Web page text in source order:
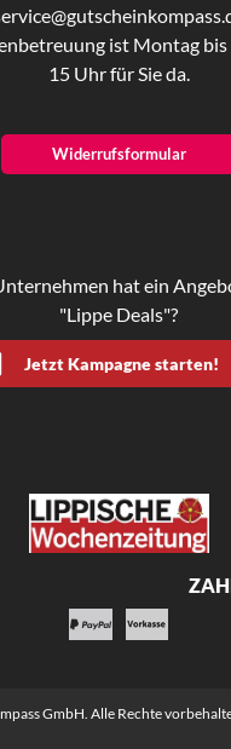
ist Montag
15 Uhr für Sie da.
Widerrufsformular
hat ein
"Lippe Deals"?
Jetzt Kampagne starten!
GmbH . Alle Rechte